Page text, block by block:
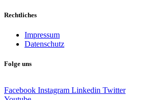
Rechtliches
Impressum
Datenschutz
Folge uns
Facebook Instagram Linkedin Twitter